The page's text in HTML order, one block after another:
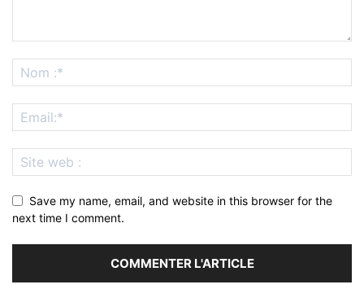
Save my name, email, and website in this browser for the
next time I comment.